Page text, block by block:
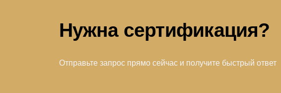
Нужна сертификация?
Отправьте запрос прямо сейчас и получите быстрый ответ